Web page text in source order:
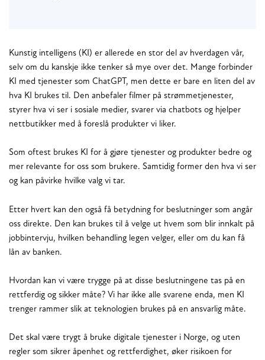
Kunstig intelligens (KI) er allerede en stor del av hverdagen vår,
selv om du kanskje ikke tenker så mye over det. Mange forbinder
KI med tjenester som ChatGPT, men dette er bare en liten del av
hva KI brukes til. Den anbefaler filmer på strømmetjenester,
styrer hva vi ser i sosiale medier, svarer via chatbots og hjelper
nettbutikker med å foreslå produkter vi liker.
Som oftest brukes KI for å gjøre tjenester og produkter bedre og
mer relevante for oss som brukere. Samtidig former den hva vi ser
og kan påvirke hvilke valg vi tar.
Etter hvert kan den også få betydning for beslutninger som angår
oss direkte. Den kan brukes til å velge ut hvem som blir innkalt på
jobbintervju, hvilken behandling legen velger, eller om du kan få
lån av banken.
Hvordan kan vi være trygge på at disse beslutningene tas på en
rettferdig og sikker måte? Vi har ikke alle svarene enda, men KI
trenger rammer slik at teknologien brukes på en ansvarlig måte.
Det skal være trygt å bruke digitale tjenester i Norge, og uten
regler som sikrer åpenhet og rettferdighet, øker risikoen for